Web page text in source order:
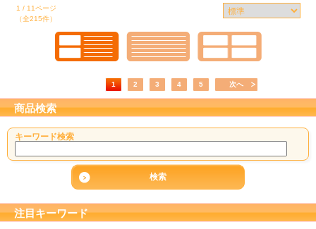
1 / 11ページ
（全215件）
1 2 3 4 5 次へ
商品検索
キーワード検索
注目キーワード